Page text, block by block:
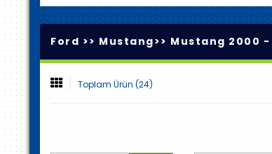
Ford >> Mustang>> Mustang 2000 -
Toplam Ürün (24)